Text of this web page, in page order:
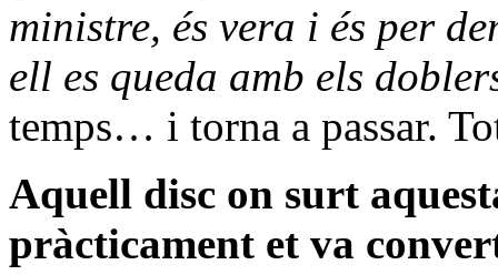
ministre, és vera i és per
ell es queda amb els
temps… i torna a passar.
Aquell disc on surt
pràcticament et va